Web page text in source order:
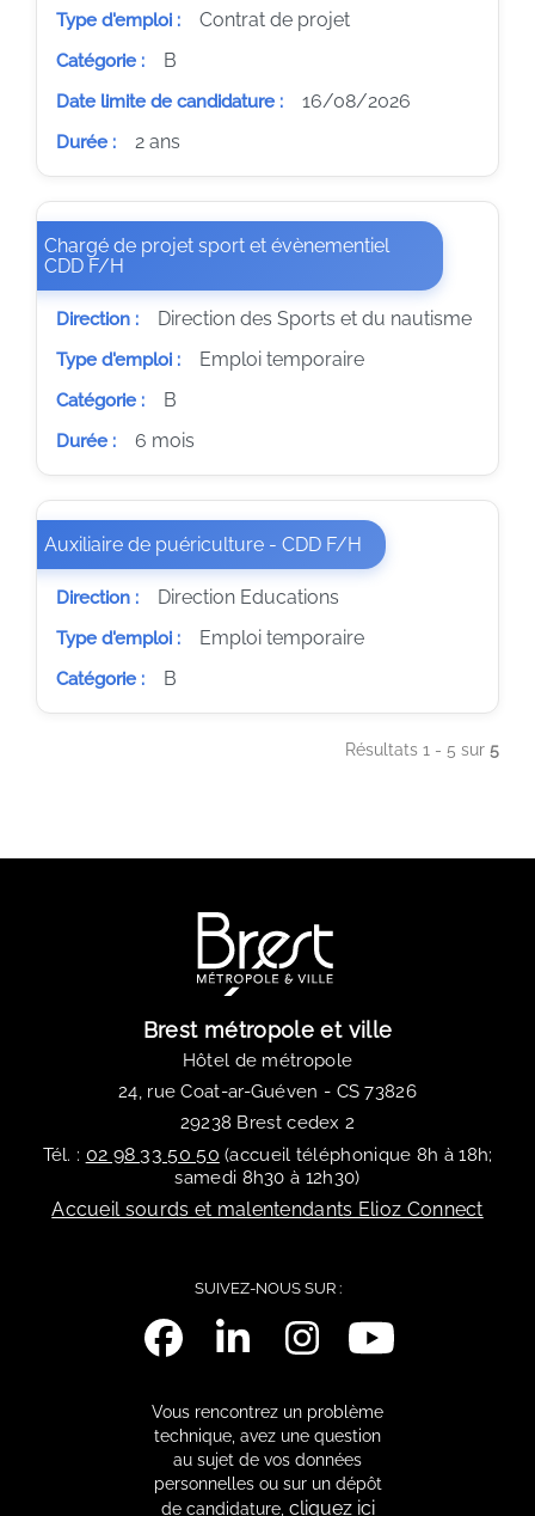
Type d'emploi : Contrat de projet
Catégorie : B
Date limite de candidature : 16/08/2026
Durée : 2 ans
Chargé de projet sport et évènementiel
CDD F/H
Direction : Direction des Sports et du nautisme
Type d'emploi : Emploi temporaire
Catégorie : B
Durée : 6 mois
Auxiliaire de puériculture - CDD F/H (Nouvelle fenêtre)
Direction : Direction Educations
Type d'emploi : Emploi temporaire
Catégorie : B
Résultats 1 - 5 sur 5
Brest métropole et ville
Hôtel de métropole
24, rue Coat-ar-Guéven - CS 73826
29238 Brest cedex 2
Tél. : 02 98 33 50 50 (accueil téléphonique 8h à 18h;
samedi 8h30 à 12h30)
Accueil sourds et malentendants Elioz Connect
SUIVEZ-NOUS SUR :
Vous rencontrez un problème
technique, avez une question
au sujet de vos données
personnelles ou sur un dépôt
de candidature, cliquez ici